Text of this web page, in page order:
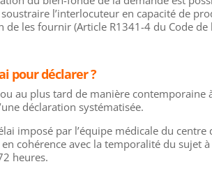
l’interlocuteur en capacité de
de les fournir (Article R1341-4 du Code
pour déclarer ?
au plus tard de manière contemporaine
déclaration systématisée.
imposé par l’équipe médicale du
cohérence avec la temporalité du sujet
heures.